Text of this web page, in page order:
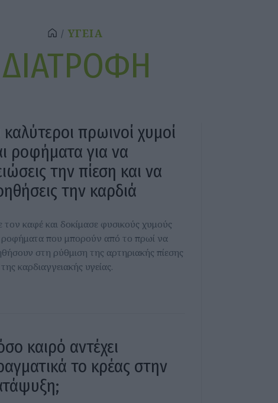
ΥΓΕΙΑ
ΔΙΑΤΡΟΦΗ
καλύτεροι πρωινοί χυμοί
ροφήματα για να
την πίεση και να
την καρδιά
τον καφέ και δοκίμασε φυσικούς χυμούς
ροφήματα που μπορούν από το πρωί να
στη ρύθμιση της αρτηριακής πίεσης
της καρδιαγγειακής υγείας.
καιρό αντέχει
το κρέας στην